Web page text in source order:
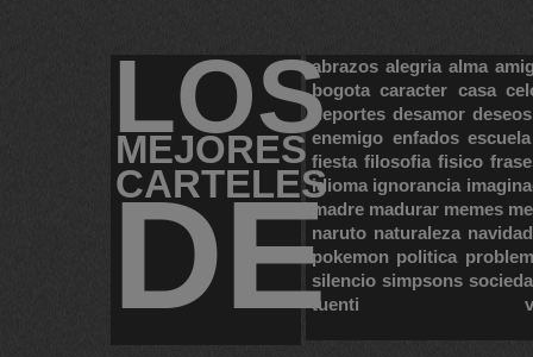
LOS
MEJORES
CARTELES
DE
abrazos alegria alma
bogota caracter casa
deportes desamor deseos
enemigo enfados escuela
fiesta filosofia fisico
idioma ignorancia
madre madurar memes
naruto naturaleza navidad
pokemon politica
silencio simpsons
tuenti